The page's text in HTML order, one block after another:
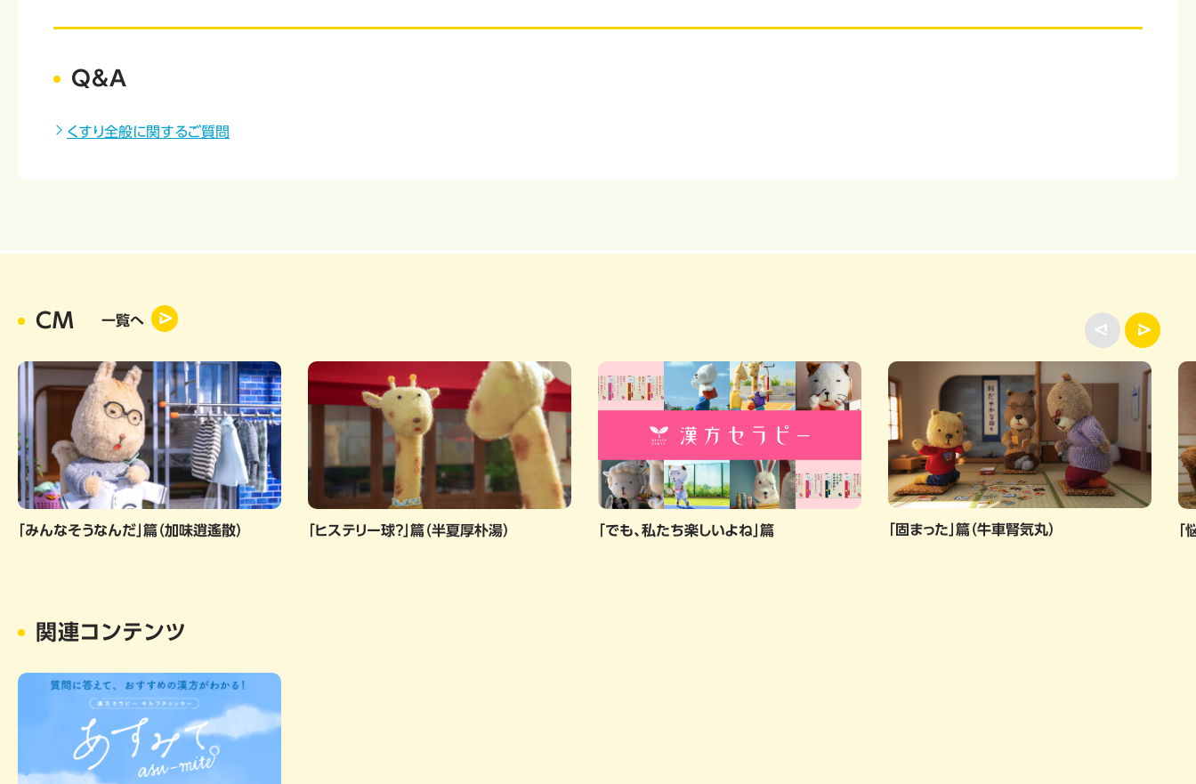
Q&A
くすり全般に関するご質問
CM 一覧へ
「みんなそうなんだ」篇（加味逍遙散） 「ヒステリー球？」篇（半夏厚朴湯） 「でも、私たち楽しいよね」篇 「固まった」篇（牛車腎気丸）
関連コンテンツ